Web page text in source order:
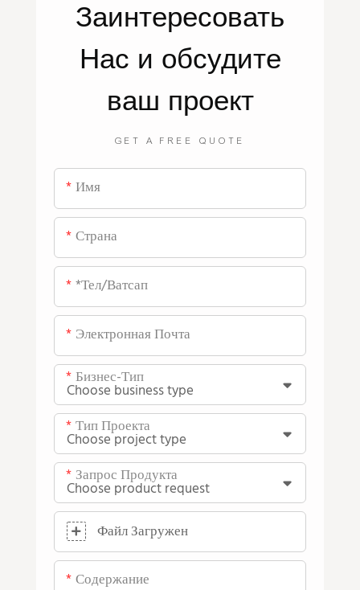
Заинтересовать
Нас и обсудите
ваш проект
GET A FREE QUOTE
Имя
Страна
*тел/ватсап
Электронная Почта
Бизнес-Тип
Тип Проекта
Запрос Продукта
Файл Загружен
Содержание